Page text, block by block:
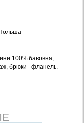
Польша
100% бавовна;
брюки - фланель.